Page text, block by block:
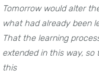
Tomorrow would alter
what had already been
That the learning
extended in this way, so
this